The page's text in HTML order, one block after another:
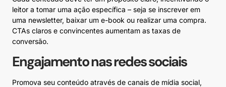
leitor a tomar uma ação específica – seja se inscrever em
uma newsletter, baixar um e-book ou realizar uma compra.
CTAs claros e convincentes aumentam as taxas de
conversão.
Engajamento nas redes sociais
Promova seu conteúdo através de canais de mídia social,